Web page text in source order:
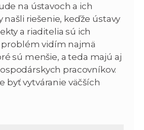
na ústavoch a ich
našli riešenie, keďže ústavy
a riaditelia sú ich
problém vidím najmä
sú menšie, a teda majú aj
pracovníkov.
byť vytváranie väčších